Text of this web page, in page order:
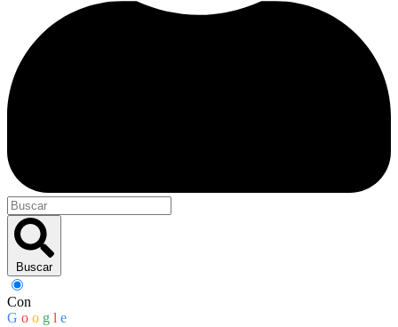
Buscar
Con
G o o g l e